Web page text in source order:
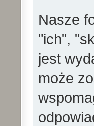
Nasze
"ich",
jest
może